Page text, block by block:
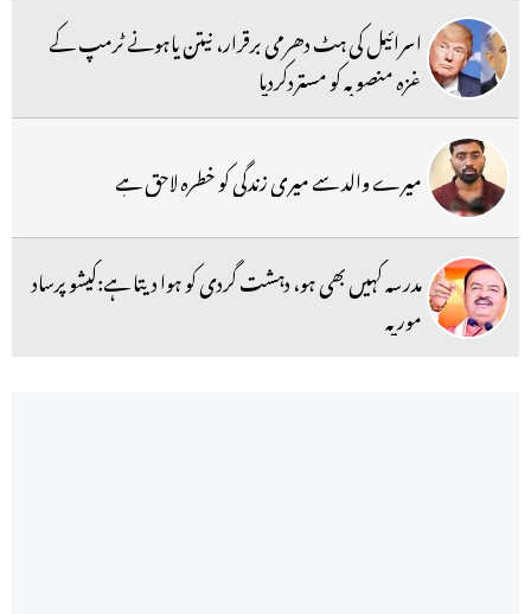
اسرائیل کی ہٹ دھرمی برقرار، نیتن یاہونے ٹرمپ کے
غزہ منصوبہ کو مستردکردیا
میرے والد سے میری زندگی کو خطرہ لاحق ہے
مدرسہ کہیں بھی ہو، دہشت گردی کو ہوا دیتا ہے:کیشو پرساد
موریہ